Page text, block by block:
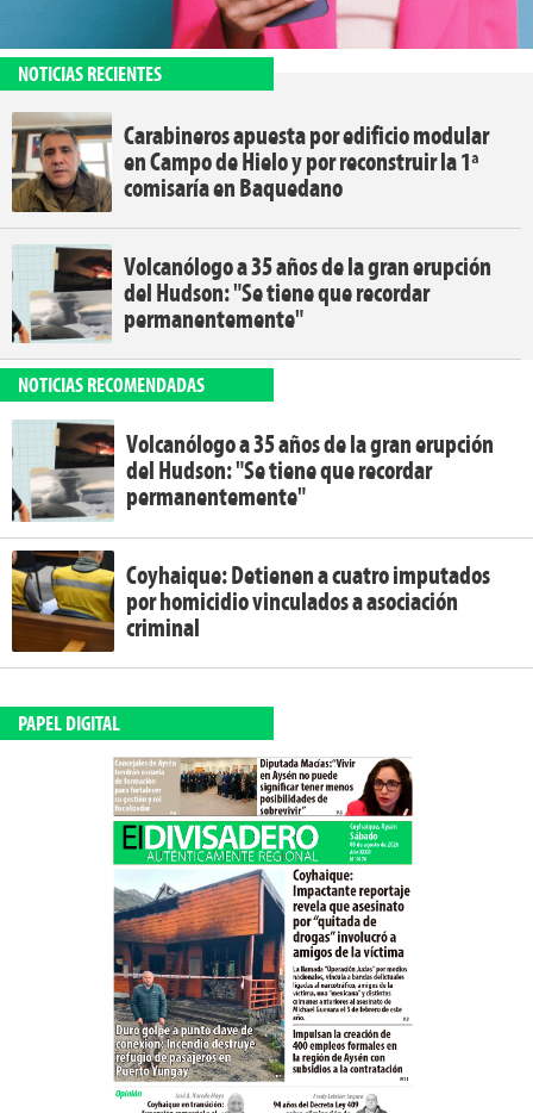
NOTICIAS RECIENTES
Carabineros apuesta por edificio modular
en Campo de Hielo y por reconstruir la 1ª
comisaría en Baquedano
Volcanólogo a 35 años de la gran erupción
del Hudson: "Se tiene que recordar
permanentemente"
NOTICIAS RECOMENDADAS
Volcanólogo a 35 años de la gran erupción
del Hudson: "Se tiene que recordar
permanentemente"
Coyhaique: Detienen a cuatro imputados
por homicidio vinculados a asociación
criminal
PAPEL DIGITAL